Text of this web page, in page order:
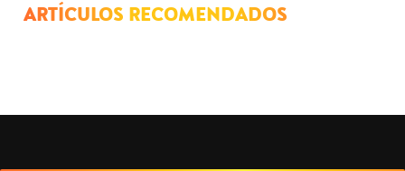
ARTÍCULOS RECOMENDADOS